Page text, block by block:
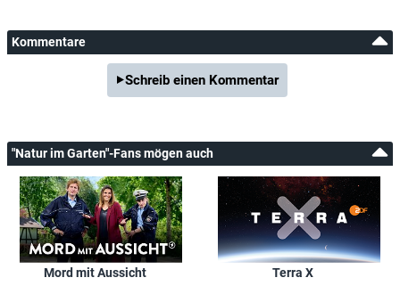
Kommentare
Schreib einen Kommentar
"Natur im Garten"-Fans mögen auch
Mord mit Aussicht Terra X